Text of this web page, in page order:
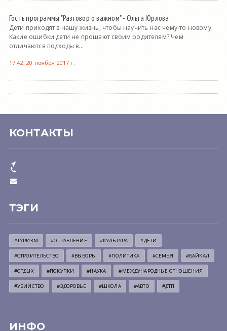
Гость программы "Разговор о важном" - Ольга Юрлова
Дети приходят в нашу жизнь, чтобы научить нас чему-то новому.
Какие ошибки дети не прощают своим родителям? Чем
отличаются подходы в...
17:42, 20 ноября 2017 г.
КОНТАКТЫ
ТЭГИ
#ТУРИЗМ #ОГРАБЛЕНИЕ #КУЛЬТУРА #ДЕТИ
#СТРОИТЕЛЬСТВО #ВЫБОРЫ #ПОЛИТИКА #СЕМЬЯ #БАЙКАЛ
#ОТДЫХ #ПОКУПКИ #НАУКА #МЕЖДУНАРОДНЫЕ ОТНОШЕНИЯ
#УБИЙСТВО #ЗДОРОВЬЕ #ШКОЛА #АВТО #ДТП
ИНФО